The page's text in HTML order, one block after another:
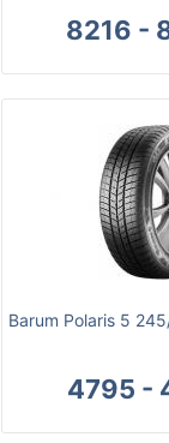
8216 -
Barum Polaris 5
4795 -